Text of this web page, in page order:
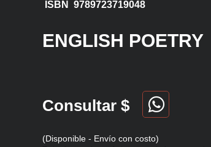
ISBN 9789723719048
ENGLISH POETRY
Consultar $
(Disponible - Envío con costo)